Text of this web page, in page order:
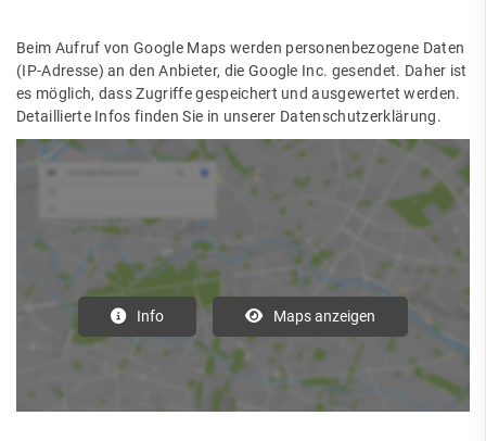
Beim Aufruf von Google Maps werden personenbezogene Daten
(IP-Adresse) an den Anbieter, die Google Inc. gesendet. Daher ist
es möglich, dass Zugriffe gespeichert und ausgewertet werden.
Detaillierte Infos finden Sie in unserer Datenschutzerklärung.
Info Maps anzeigen